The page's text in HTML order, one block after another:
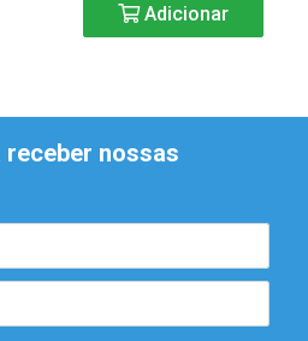
Adicionar
nossas